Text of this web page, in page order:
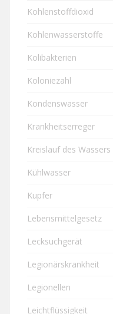
Kohlenstoffdioxid
Kohlenwasserstoffe
Kolibakterien
Koloniezahl
Kondenswasser
Krankheitserreger
Kreislauf des Wassers
Kühlwasser
Kupfer
Lebensmittelgesetz
Lecksuchgerät
Legionärskrankheit
Legionellen
Leichtflüssigkeit